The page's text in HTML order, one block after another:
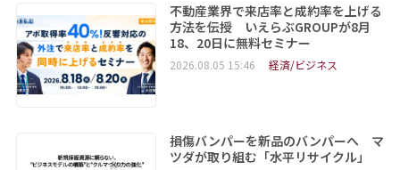
不動産業界で来店率と成約率を上げる
方法を伝授 いえらぶGROUPが8月
18、20日に無料セミナー
2026.08.05 15:46 経済/ビジネス
損傷バンパーを新品のバンパーへ マ
ツダが取り組む「水平リサイクル」